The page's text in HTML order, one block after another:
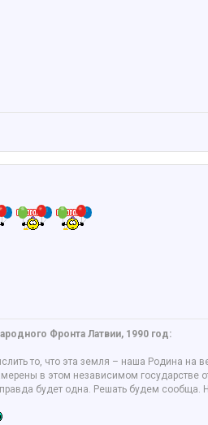
Фронта Латвии, 1990 год:
то, что эта земля – наша Родина на
в этом независимом государстве
будет одна. Решать будем